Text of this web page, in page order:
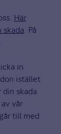
Här
. På
in
istället
skada
vår
till med